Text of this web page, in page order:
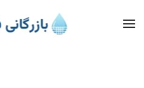
Skip to main content